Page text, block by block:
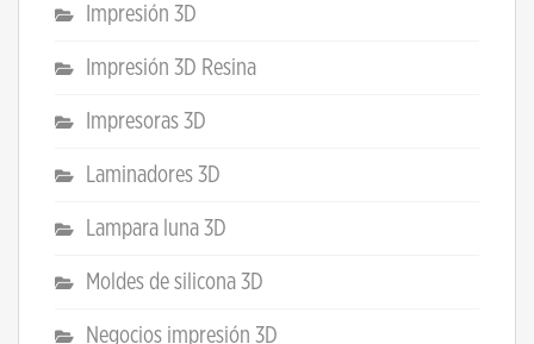
Impresión 3D
Impresión 3D Resina
Impresoras 3D
Laminadores 3D
Lampara luna 3D
Moldes de silicona 3D
Negocios impresión 3D